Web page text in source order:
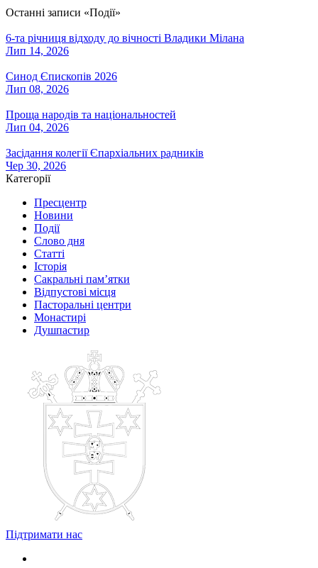
Останні записи «Події»
6-та річниця відходу до вічності Владики Мілана
Лип 14, 2026
Синод Єпископів 2026
Лип 08, 2026
Проща народів та національностей
Лип 04, 2026
Засідання колегії Єпархіальних радників
Чер 30, 2026
Категорії
Пресцентр
Новини
Події
Слово дня
Статті
Історія
Сакральні пам’ятки
Відпустові місця
Пасторальні центри
Монастирі
Душпастир
Підтримати нас